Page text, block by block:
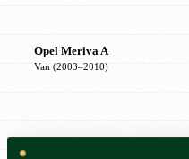
Opel Meriva A
Van (2003–2010)